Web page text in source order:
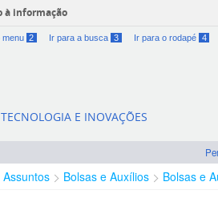
à informação
menu 2 Ir para a busca 3 Ir para o rodapé 4
E INOVAÇÕES
Assuntos Bolsas e Auxílios Bolsas e